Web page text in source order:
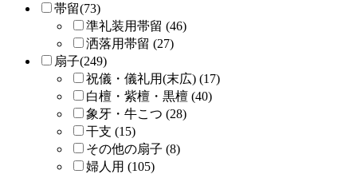
帯留(73)
準礼装用帯留 (46)
洒落用帯留 (27)
扇子(249)
祝儀・儀礼用(末広) (17)
白檀・紫檀・黒檀 (40)
象牙・牛こつ (28)
干支 (15)
その他の扇子 (8)
婦人用 (105)